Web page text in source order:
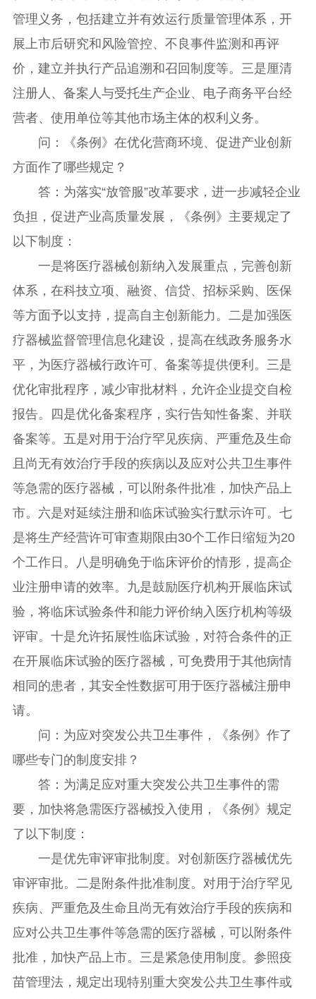
管理义务，包括建立并有效运行质量管理体系，开
展上市后研究和风险管控、不良事件监测和再评
价，建立并执行产品追溯和召回制度等。三是厘清
注册人、备案人与受托生产企业、电子商务平台经
营者、使用单位等其他市场主体的权利义务。
问：《条例》在优化营商环境、促进产业创新
方面作了哪些规定？
答：为落实“放管服”改革要求，进一步减轻企业
负担，促进产业高质量发展，《条例》主要规定了
以下制度：
一是将医疗器械创新纳入发展重点，完善创新
体系，在科技立项、融资、信贷、招标采购、医保
等方面予以支持，提高自主创新能力。二是加强医
疗器械监督管理信息化建设，提高在线政务服务水
平，为医疗器械行政许可、备案等提供便利。三是
优化审批程序，减少审批材料，允许企业提交自检
报告。四是优化备案程序，实行告知性备案、并联
备案等。五是对用于治疗罕见疾病、严重危及生命
且尚无有效治疗手段的疾病以及应对公共卫生事件
等急需的医疗器械，可以附条件批准，加快产品上
市。六是对延续注册和临床试验实行默示许可。七
是将生产经营许可审查期限由30个工作日缩短为20
个工作日。八是明确免于临床评价的情形，提高企
业注册申请的效率。九是鼓励医疗机构开展临床试
验，将临床试验条件和能力评价纳入医疗机构等级
评审。十是允许拓展性临床试验，对符合条件的正
在开展临床试验的医疗器械，可免费用于其他病情
相同的患者，其安全性数据可用于医疗器械注册申
请。
问：为应对突发公共卫生事件，《条例》作了
哪些专门的制度安排？
答：为满足应对重大突发公共卫生事件的需
要，加快将急需医疗器械投入使用，《条例》规定
了以下制度：
一是优先审评审批制度。对创新医疗器械优先
审评审批。二是附条件批准制度。对用于治疗罕见
疾病、严重危及生命且尚无有效治疗手段的疾病和
应对公共卫生事件等急需的医疗器械，可以附条件
批准，加快产品上市。三是紧急使用制度。参照疫
苗管理法，规定出现特别重大突发公共卫生事件或